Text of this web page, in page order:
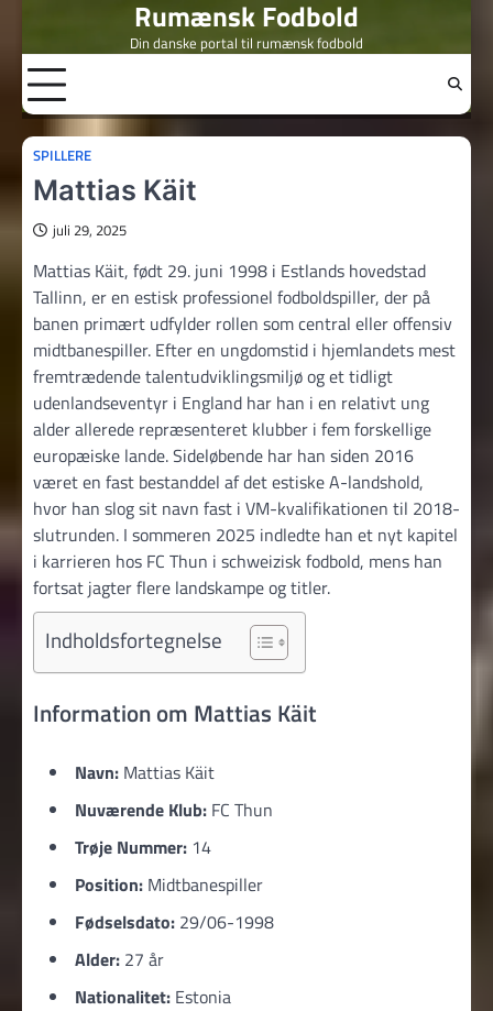
content
Rumænsk Fodbold
Din danske portal til rumænsk fodbold
SPILLERE
Mattias Käit
juli 29, 2025
Mattias Käit, født 29. juni 1998 i Estlands hovedstad
Tallinn, er en estisk professionel fodboldspiller, der på
banen primært udfylder rollen som central eller offensiv
midtbanespiller. Efter en ungdomstid i hjemlandets mest
fremtrædende talentudviklingsmiljø og et tidligt
udenlandseventyr i England har han i en relativt ung
alder allerede repræsenteret klubber i fem forskellige
europæiske lande. Sideløbende har han siden 2016
været en fast bestanddel af det estiske A-landshold,
hvor han slog sit navn fast i VM-kvalifikationen til 2018-
slutrunden. I sommeren 2025 indledte han et nyt kapitel
i karrieren hos FC Thun i schweizisk fodbold, mens han
fortsat jagter flere landskampe og titler.
Indholdsfortegnelse
Information om Mattias Käit
Navn: Mattias Käit
Nuværende Klub: FC Thun
Trøje Nummer: 14
Position: Midtbanespiller
Fødselsdato: 29/06-1998
Alder: 27 år
Nationalitet: Estonia